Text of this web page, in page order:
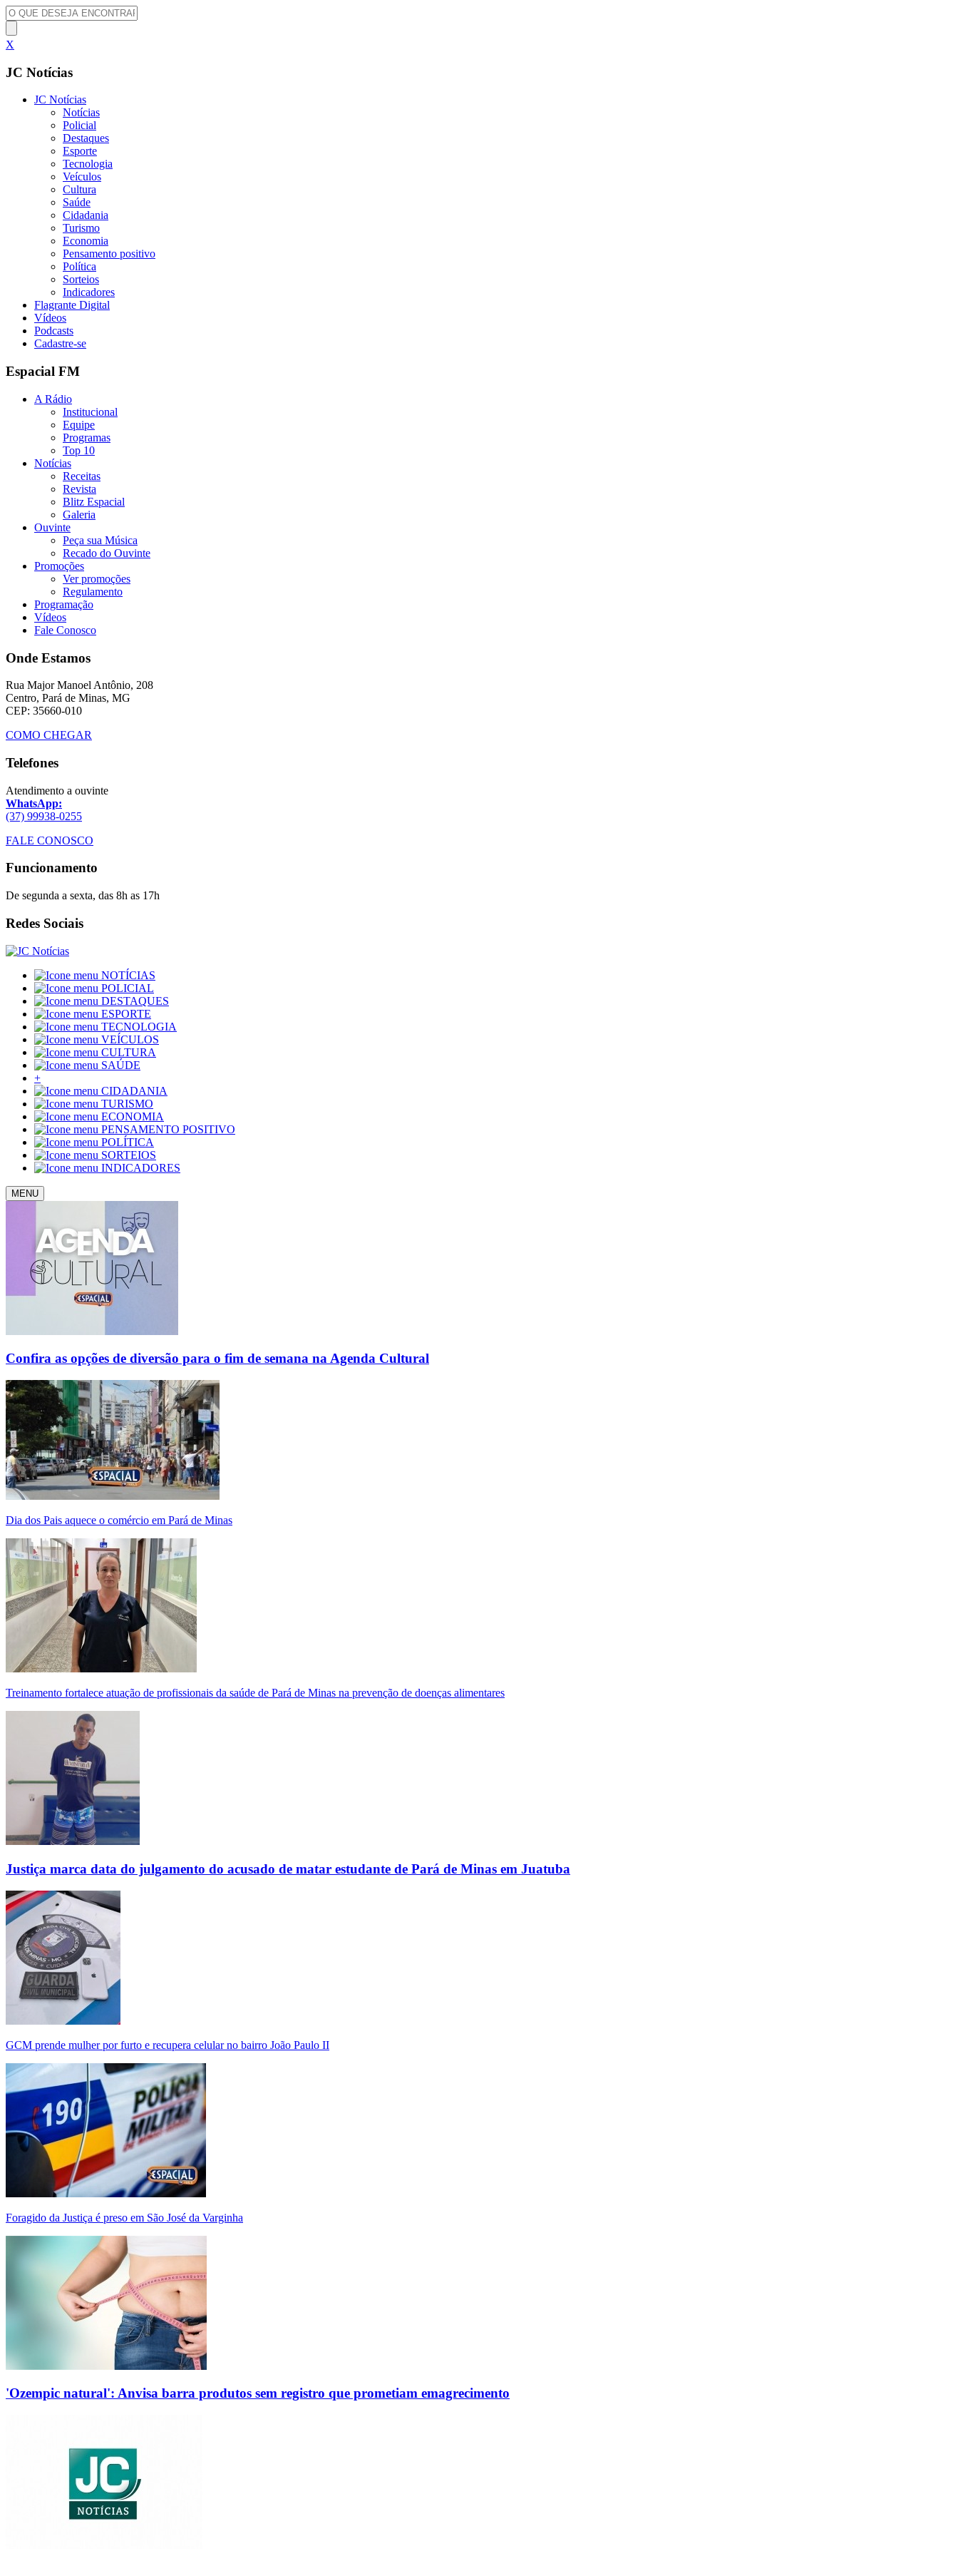
X
JC Notícias
JC Notícias
Notícias
Policial
Destaques
Esporte
Tecnologia
Veículos
Cultura
Saúde
Cidadania
Turismo
Economia
Pensamento positivo
Política
Sorteios
Indicadores
Flagrante Digital
Vídeos
Podcasts
Cadastre-se
Espacial FM
A Rádio
Institucional
Equipe
Programas
Top 10
Notícias
Receitas
Revista
Blitz Espacial
Galeria
Ouvinte
Peça sua Música
Recado do Ouvinte
Promoções
Ver promoções
Regulamento
Programação
Vídeos
Fale Conosco
Onde Estamos
Rua Major Manoel Antônio, 208
Centro, Pará de Minas, MG
CEP: 35660-010
COMO CHEGAR
Telefones
Atendimento a ouvinte
WhatsApp:
(37) 99938-0255
FALE CONOSCO
Funcionamento
De segunda a sexta, das 8h as 17h
Redes Sociais
NOTÍCIAS
POLICIAL
DESTAQUES
ESPORTE
TECNOLOGIA
VEÍCULOS
CULTURA
SAÚDE
+
CIDADANIA
TURISMO
ECONOMIA
PENSAMENTO POSITIVO
POLÍTICA
SORTEIOS
INDICADORES
MENU
Confira as opções de diversão para o fim de semana na Agenda Cultural
Dia dos Pais aquece o comércio em Pará de Minas
Treinamento fortalece atuação de profissionais da saúde de Pará de Minas na prevenção de doenças alimentares
Justiça marca data do julgamento do acusado de matar estudante de Pará de Minas em Juatuba
GCM prende mulher por furto e recupera celular no bairro João Paulo II
Foragido da Justiça é preso em São José da Varginha
'Ozempic natural': Anvisa barra produtos sem registro que prometiam emagrecimento